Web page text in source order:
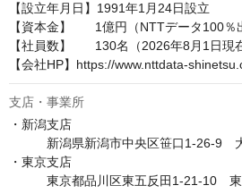
【設立年月日】1991年1月24日設立
【資本金】	1億円（NTTデータ100％出資）
【社員数】	130名（2026年8月1日現在）
【会社HP】https://www.nttdata-
支店・事業所
・新潟支店
新潟県新潟市中央区笹口1-26-9　大
・東京支店
東京都品川区東五反田1-21-10　東